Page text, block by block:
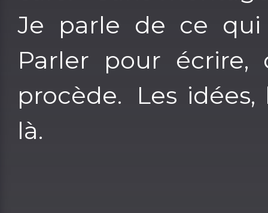
Je parle de ce
Parler pour écrire,
procède. Les
là.